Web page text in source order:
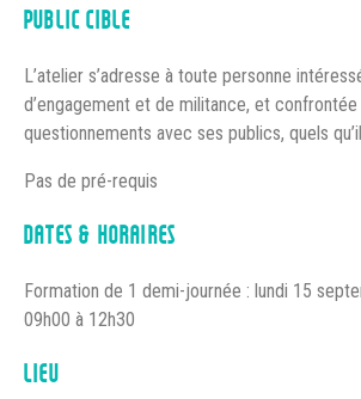
PUBLIC CIBLE
L’atelier s’adresse à toute personne
d’engagement et de militance, et
questionnements avec ses publics, quels
Pas de pré-requis
DATES & HORAIRES
Formation de 1 demi-journée : lundi 15
09h00 à 12h30
LIEU